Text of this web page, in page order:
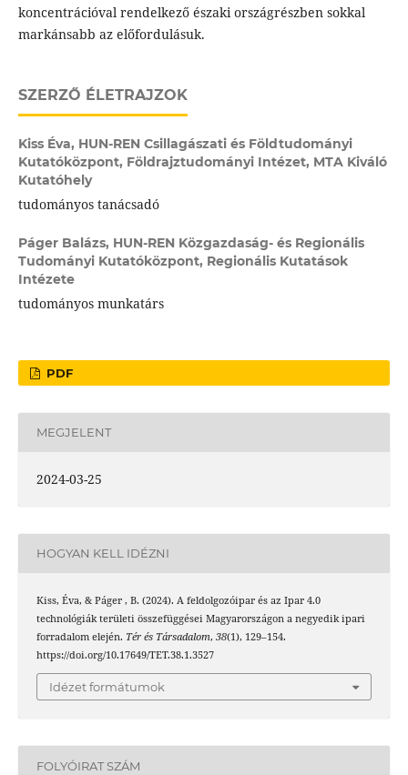
koncentrációval rendelkező északi országrészben sokkal
markánsabb az előfordulásuk.
SZERZŐ ÉLETRAJZOK
Kiss Éva, HUN-REN Csillagászati és Földtudományi
Kutatóközpont, Földrajztudományi Intézet, MTA Kiváló
Kutatóhely
tudományos tanácsadó
Páger Balázs, HUN-REN Közgazdaság- és Regionális
Tudományi Kutatóközpont, Regionális Kutatások
Intézete
tudományos munkatárs
PDF
MEGJELENT
2024-03-25
HOGYAN KELL IDÉZNI
Kiss, Éva, & Páger , B. (2024). A feldolgozóipar és az Ipar 4.0
technológiák területi összefüggései Magyarországon a negyedik ipari
forradalom elején. Tér és Társadalom, 38(1), 129–154.
https://doi.org/10.17649/TET.38.1.3527
Idézet formátumok
FOLYÓIRAT SZÁM